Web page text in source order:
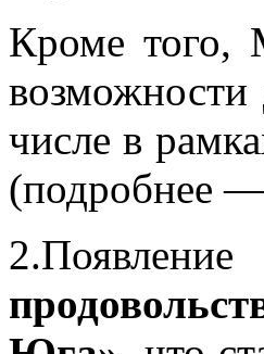
Кроме того,
числе в
(подробнее —